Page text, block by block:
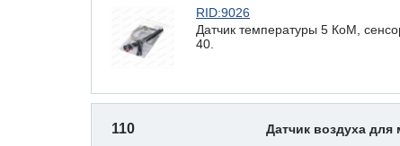
RID:9026
Датчик температуры 5 КоМ,
40.
110 Датчик воздуха